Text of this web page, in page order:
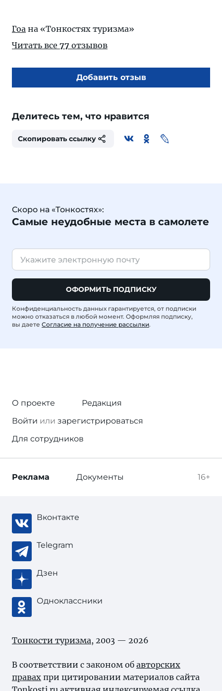
Гоа на «Тонкостях туризма»
Читать все 77 отзывов
Добавить отзыв
Делитесь тем, что нравится
Скопировать ссылку
Скоро на «Тонкостях»:
Самые неудобные места в самолете
ОФОРМИТЬ ПОДПИСКУ
Конфиденциальность данных гарантируется, от подписки
можно отказаться в любой момент. Оформляя подписку,
вы даете Согласие на получение рассылки.
О проекте
Редакция
Войти или зарегистрироваться
Для сотрудников
16+
Реклама Документы
Вконтакте
Telegram
Дзен
Одноклассники
Тонкости туризма, 2003 — 2026
В соответствии с законом об авторских
правах при цитировании материалов сайта